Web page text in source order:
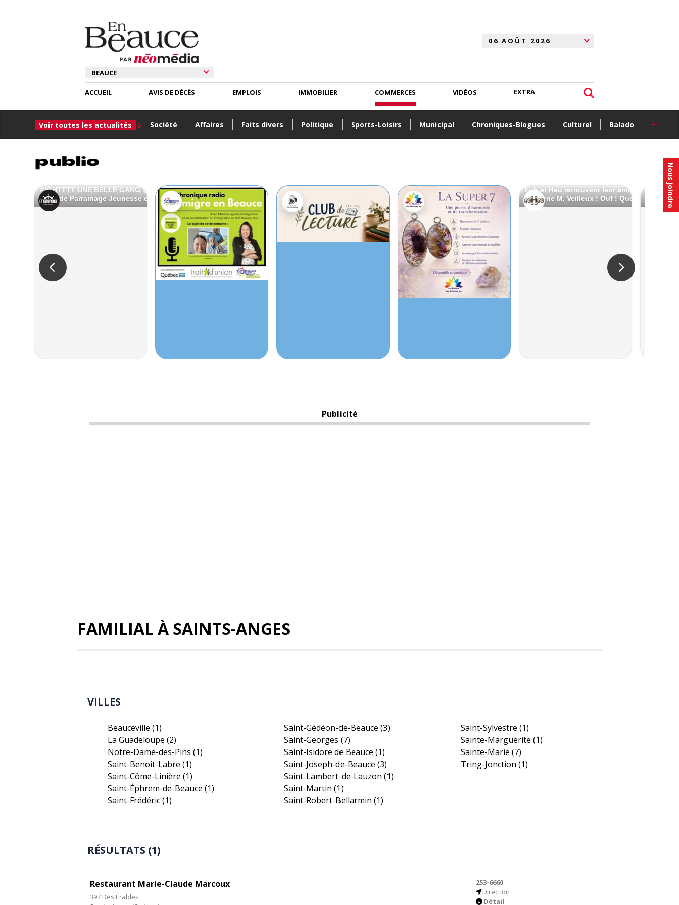
Nous joindre
ACCUEIL
Voir toutes les actualités Société Affaires Faits divers Politique Sports-Loisirs Municipal Chroniques-Blogues Culturel Balado +
AVIS DE DÉCÈS EMPLOIS IMMOBILIER COMMERCES VIDÉOS EXTRA
Publicité
FAMILIAL À SAINTS-ANGES
VILLES
Beauceville (1)
La Guadeloupe (2)
Notre-Dame-des-Pins (1)
Saint-Benoît-Labre (1)
Saint-Côme-Linière (1)
Saint-Éphrem-de-Beauce (1)
Saint-Frédéric(1)
Saint-Gédéon-de-Beauce(3)
Saint-Georges(7)
Saint-Isidore de Beauce(1)
Saint-Joseph-de-Beauce(3)
Saint-Lambert-de-Lauzon(1)
Saint-Martin(1)
Saint-Robert-Bellarmin(1)
Saint-Sylvestre (1)
Sainte-Marguerite (1)
Sainte-Marie (7)
Tring-Jonction (1)
RÉSULTATS (1)
Restaurant Marie-Claude Marcoux
397 Des Érables
253-6660
Direction
Détail